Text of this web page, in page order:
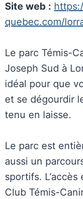
Site web :
quebec.com/
Le parc Témis-
Joseph Sud à
idéal pour que
et se dégourdir
tenu en laisse.
Le parc est
aussi un
sportifs.
Club Témis-